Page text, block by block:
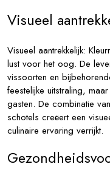
Visueel
Visueel aantrekkelijk:
lust voor het oog. De
vissoorten en
feestelijke uitstraling,
gasten. De combinatie
schotels creëert een
culinaire ervaring verrijkt.